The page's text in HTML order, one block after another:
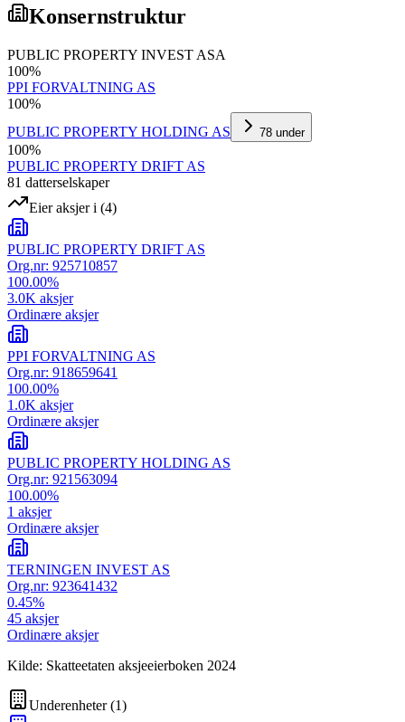
Konsernstruktur
PUBLIC PROPERTY INVEST ASA
100%
PPI FORVALTNING AS
100%
PUBLIC PROPERTY HOLDING AS
78 under
100%
PUBLIC PROPERTY DRIFT AS
81 datterselskaper
Eier aksjer i (4)
PUBLIC PROPERTY DRIFT AS
Org.nr: 925710857
100.00%
3.0K aksjer
Ordinære aksjer
PPI FORVALTNING AS
Org.nr: 918659641
100.00%
1.0K aksjer
Ordinære aksjer
PUBLIC PROPERTY HOLDING AS
Org.nr: 921563094
100.00%
1 aksjer
Ordinære aksjer
TERNINGEN INVEST AS
Org.nr: 923641432
0.45%
45 aksjer
Ordinære aksjer
Kilde: Skatteetaten aksjeeierboken 2024
Underenheter(1)